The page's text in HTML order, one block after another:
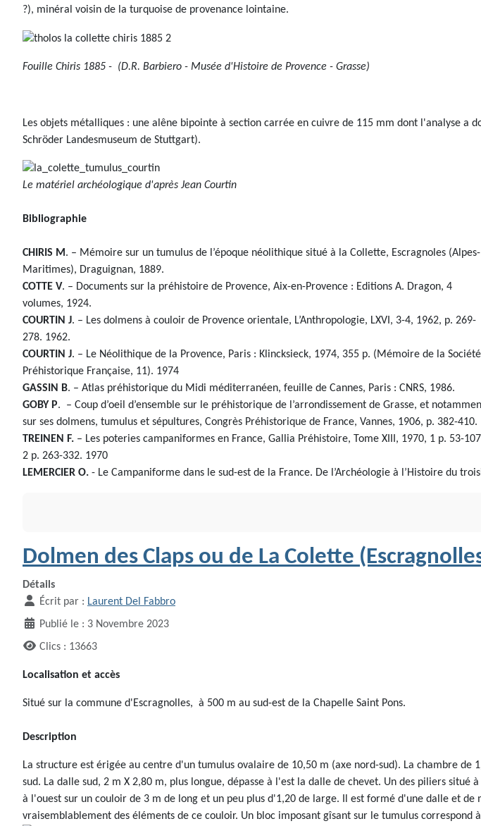
?), minéral voisin de la turquoise de provenance lointaine.
Fouille Chiris 1885 - (D.R. Barbiero - Musée d'Histoire de Provence - Grasse)
Les objets métalliques : une alêne bipointe à section carrée en cuivre de 115 mm dont l'analyse a
Schröder Landesmuseum de Stuttgart).
Le matériel archéologique d'après Jean Courtin
Bibliographie
CHIRIS M . – Mémoire sur un tumulus de l’époque néolithique situé à la Collette, Escragnoles (Alpes-
Maritimes), Draguignan, 1889.
COTTE V. – Documents sur la préhistoire de Provence, Aix-en-Provence : Editions A. Dragon, 4
volumes, 1924.
COURTIN J. – Les dolmens à couloir de Provence orientale, L’Anthropologie, LXVI, 3-4, 1962, p. 269-
278. 1962.
COURTIN J. – Le Néolithique de la Provence, Paris : Klincksieck, 1974, 355 p. (Mémoire de la Société
Préhistorique Française, 11). 1974
GASSIN B. – Atlas préhistorique du Midi méditerranéen, feuille de Cannes, Paris : CNRS, 1986.
GOBY P. – Coup d’oeil d’ensemble sur le préhistorique de l’arrondissement de Grasse, et
sur ses dolmens, tumulus et sépultures, Congrès Préhistorique de France, Vannes, 1906, p. 382-410.
TREINEN F. – Les poteries campaniformes en France, Gallia Préhistoire, Tome XIII, 1970, 1 p. 53-
2 p. 263-332. 1970
LEMERCIER O. - Le Campaniforme dans le sud-est de la France. De l’Archéologie à l’Histoire du
Dolmen des Claps ou de La Colette
Détails
Écrit par : Laurent Del Fabbro
Publié le : 3 Novembre 2023
Clics : 13663
Localisation et accès
Situé sur la commune d'Escragnolles, à 500 m au sud-est de la Chapelle Saint Pons.
Description
La structure est érigée au centre d'un tumulus ovalaire de 10,50 m (axe nord-sud). La chambre
sud. La dalle sud, 2 m X 2,80 m, plus longue, dépasse à l'est la dalle de chevet. Un des piliers
à l'ouest sur un couloir de 3 m de long et un peu plus d'1,20 de large. Il est formé d'une dalle et
vraisemblablement des éléments de ce couloir. Un bloc imposant gîsant sur le tumulus